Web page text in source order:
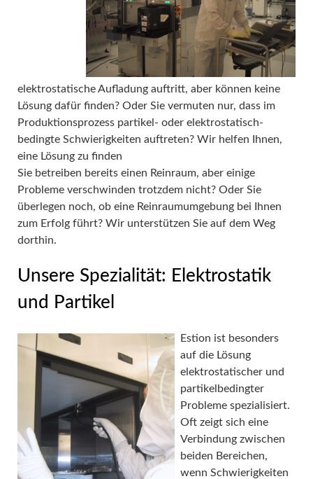
elektrostatische Aufladung auftritt, aber können keine
Lösung dafür finden? Oder Sie vermuten nur, dass im
Produktionsprozess partikel- oder elektrostatisch-
bedingte Schwierigkeiten auftreten? Wir helfen Ihnen,
eine Lösung zu finden
Sie betreiben bereits einen Reinraum, aber einige
Probleme verschwinden trotzdem nicht? Oder Sie
überlegen noch, ob eine Reinraumumgebung bei Ihnen
zum Erfolg führt? Wir unterstützen Sie auf dem Weg
dorthin.
Unsere Spezialität: Elektrostatik
und Partikel
Estion ist besonders
auf die Lösung
elektrostatischer und
partikelbedingter
Probleme spezialisiert.
Oft zeigt sich eine
Verbindung zwischen
beiden Bereichen,
wenn Schwierigkeiten